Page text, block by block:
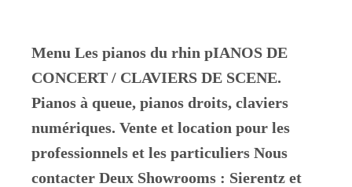
Menu Les pianos du rhin pIANOS DE
CONCERT / CLAVIERS DE SCENE.
Pianos à queue, pianos droits, claviers
numériques. Vente et location pour les
professionnels et les particuliers Nous
contacter Deux Showrooms : Sierentz et